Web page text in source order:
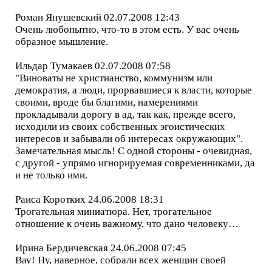
Роман Янушевский 02.07.2008 12:43
Очень любопытно, что-то в этом есть. У вас очень
образное мышление.
Ильдар Тумакаев 02.07.2008 07:58
"Виноваты не христианство, коммунизм или
демократия, а люди, прорвавшиеся к власти, которые
своими, вроде бы благими, намерениями
прокладывали дорогу в ад, так как, прежде всего,
исходили из своих собственных эгоистических
интересов и забывали об интересах окружающих".
Замечательная мысль! С одной стороны - очевидная,
с другой - упрямо игнорируемая современниками, да
и не только ими.
Раиса Коротких 24.06.2008 18:31
Трогательная миниатюра. Нет, трогательное
отношение к очень важному, что дано человеку…
Ирина Бердичевская 24.06.2008 07:45
Вау! Ну, наверное, собрали всех женщин своей